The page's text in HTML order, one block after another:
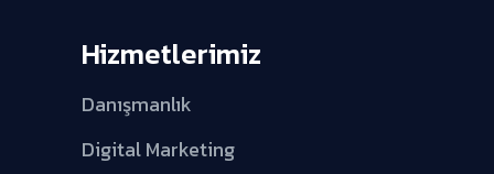
Hizmetlerimiz
Danışmanlık
Digital Marketing